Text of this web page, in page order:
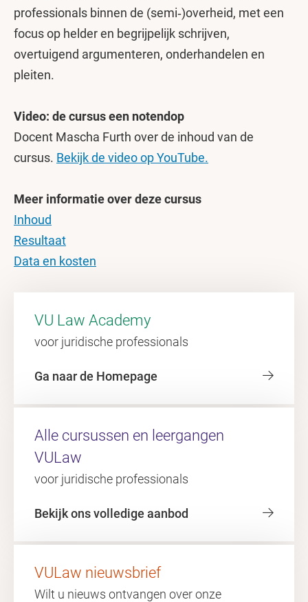
professionals binnen de (semi‑)overheid, met een
focus op helder en begrijpelijk schrijven,
overtuigend argumenteren, onderhandelen en
pleiten.
Video: de cursus een notendop
Docent Mascha Furth over de inhoud van de
cursus. Bekijk de video op YouTube.
Meer informatie over deze cursus
Inhoud
Resultaat
Data en kosten
VU Law Academy
voor juridische professionals
Ga naar de Homepage
Alle cursussen en leergangen
VULaw
voor juridische professionals
Bekijk ons volledige aanbod
VULaw nieuwsbrief
Wilt u nieuws ontvangen over onze